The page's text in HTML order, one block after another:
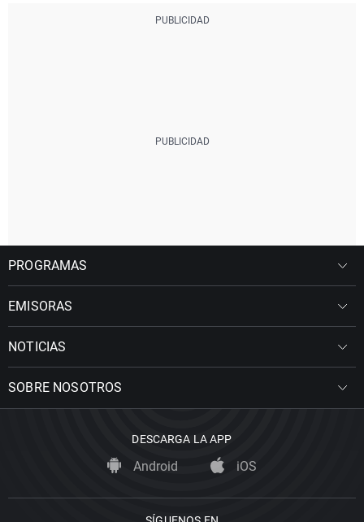
PROGRAMAS
EMISORAS
NOTICIAS
SOBRE NOSOTROS
DESCARGA LA APP
Android iOS